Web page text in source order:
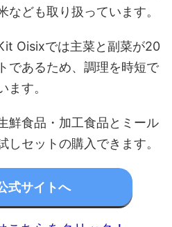
なども取り扱っています。
Oisixでは主菜と副菜が20
であるため、調理を時短で
ます。
鮮食品・加工食品とミール
しセットの購入できます。
式サイトへ